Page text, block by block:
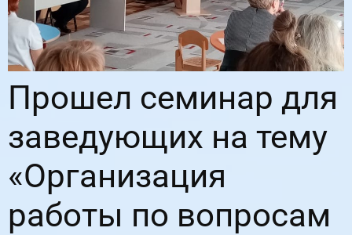
Прошел семинар для
заведующих на тему
«Организация
работы по вопросам